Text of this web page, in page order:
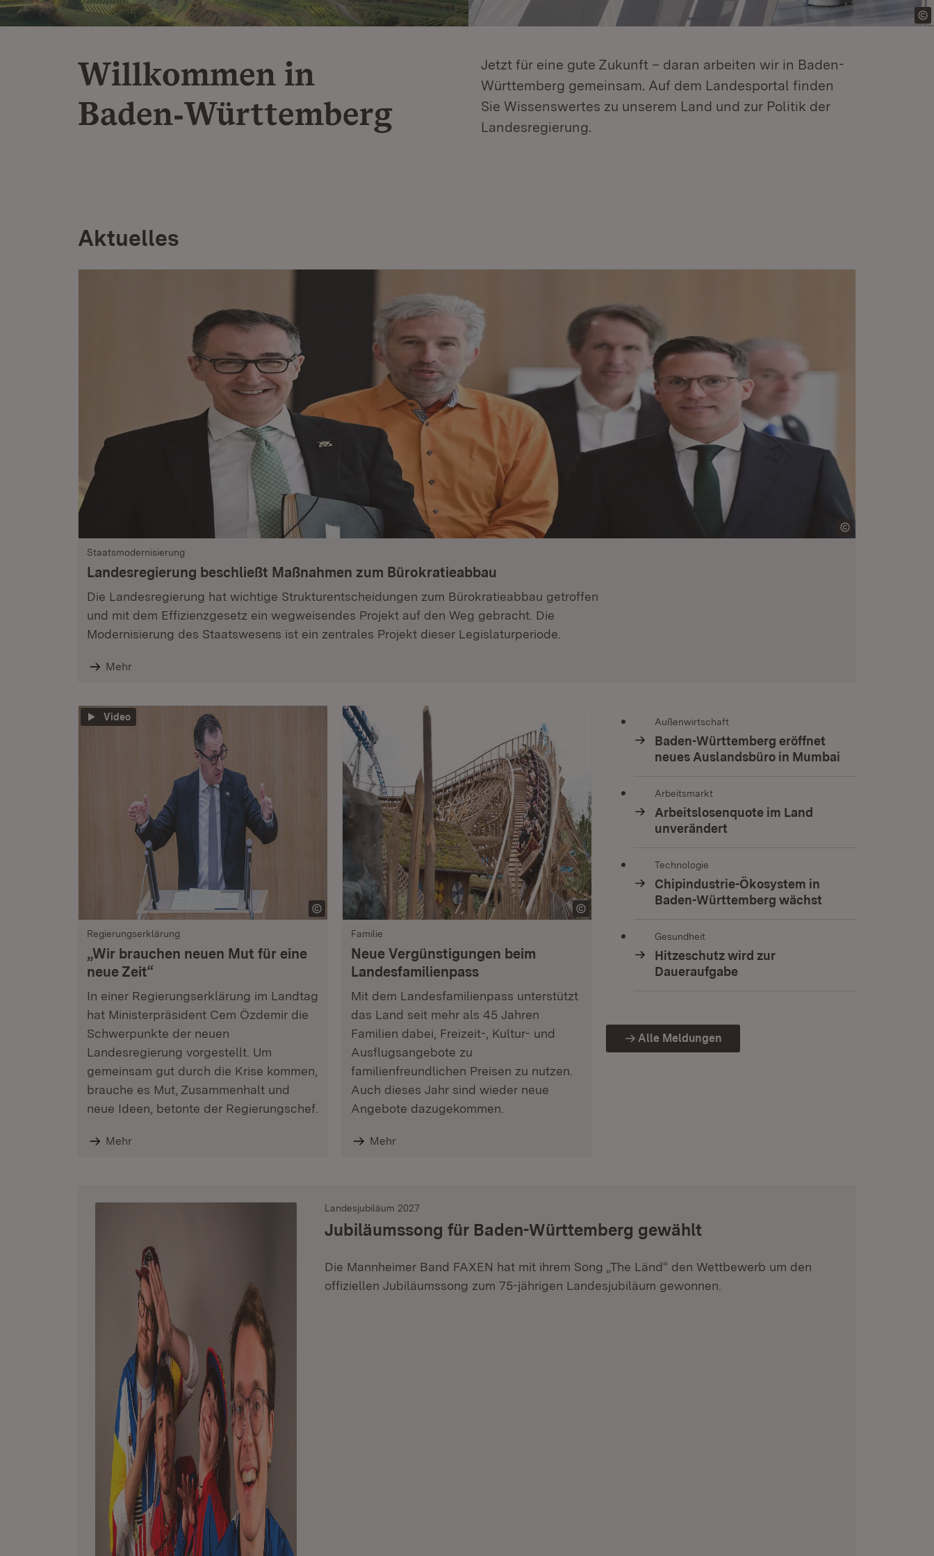
Willkommen in
Baden‑Württemberg
Jetzt für eine gute Zukunft – daran arbeiten wir in Baden-
Württemberg gemeinsam. Auf dem Landesportal finden
Sie Wissenswertes zu unserem Land und zur Politik der
Landesregierung.
Aktuelles
Staatsmodernisierung
Landesregierung beschließt Maßnahmen zum Bürokratieabbau
Die Landesregierung hat wichtige Strukturentscheidungen zum Bürokratieabbau getroffen
und mit dem Effizienzgesetz ein wegweisendes Projekt auf den Weg gebracht. Die
Modernisierung des Staatswesens ist ein zentrales Projekt dieser Legislaturperiode.
Mehr
Video
Regierungserklärung
„Wir brauchen neuen Mut für eine
neue Zeit“
In einer Regierungserklärung im Landtag
hat Ministerpräsident Cem Özdemir die
Schwerpunkte der neuen
Landesregierung vorgestellt. Um
gemeinsam gut durch die Krise kommen,
brauche es Mut, Zusammenhalt und
neue Ideen, betonte der Regierungschef.
Mehr
Familie
Neue Vergünstigungen beim
Landesfamilienpass
Mit dem Landesfamilienpass unterstützt
das Land seit mehr als 45 Jahren
Familien dabei, Freizeit-, Kultur- und
Ausflugsangebote zu
familienfreundlichen Preisen zu nutzen.
Auch dieses Jahr sind wieder neue
Angebote dazugekommen.
Mehr
Außenwirtschaft
Baden-Württemberg eröffnet
neues Auslandsbüro in Mumbai
Arbeitsmarkt
Arbeitslosenquote im Land
unverändert
Technologie
Chipindustrie-Ökosystem in
Baden-Württemberg wächst
Gesundheit
Hitzeschutz wird zur
Daueraufgabe
Alle Meldungen
Landesjubiläum 2027
Jubiläumssong für Baden-Württemberg gewählt
Die Mannheimer Band FAXEN hat mit ihrem Song „The Länd“ den Wettbewerb um den
offiziellen Jubiläumssong zum 75-jährigen Landesjubiläum gewonnen.